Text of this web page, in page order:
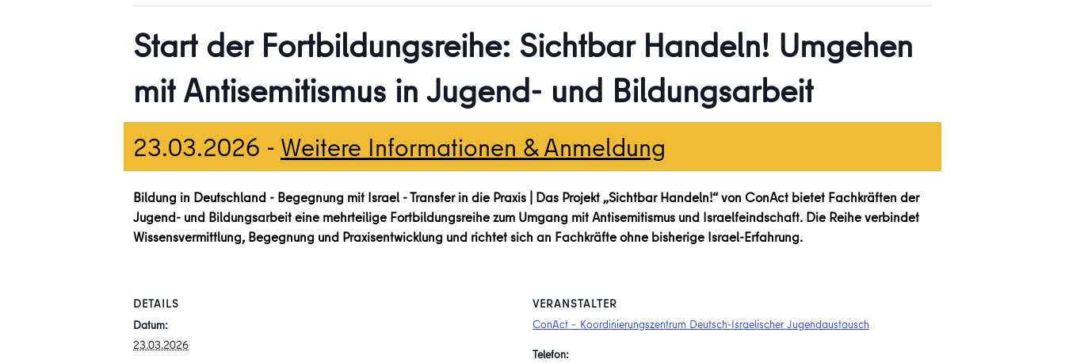
Start der Fortbildungsreihe: Sichtbar Handeln! Umgehen
mit Antisemitismus in Jugend- und Bildungsarbeit
23.03.2026 - Weitere Informationen & Anmeldung
Bildung in Deutschland - Begegnung mit Israel - Transfer in die Praxis | Das Projekt „Sichtbar Handeln!“ von ConAct bietet Fachkräften der
Jugend- und Bildungsarbeit eine mehrteilige Fortbildungsreihe zum Umgang mit Antisemitismus und Israelfeindschaft. Die Reihe verbindet
Wissensvermittlung, Begegnung und Praxisentwicklung und richtet sich an Fachkräfte ohne bisherige Israel-Erfahrung.
DETAILS
Datum:
23.03.2026
VERANSTALTER
ConAct – Koordinierungszentrum Deutsch-Israelischer Jugendaustausch
Telefon: